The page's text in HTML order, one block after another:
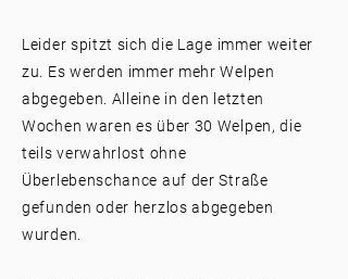
Leider spitzt sich die Lage immer weiter
zu. Es werden immer mehr Welpen
abgegeben. Alleine in den letzten
Wochen waren es über 30 Welpen, die
teils verwahrlost ohne
Überlebenschance auf der Straße
gefunden oder herzlos abgegeben
wurden.